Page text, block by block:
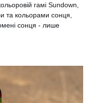
гамі Sundown,
та кольорами сонця,
сонця - лише